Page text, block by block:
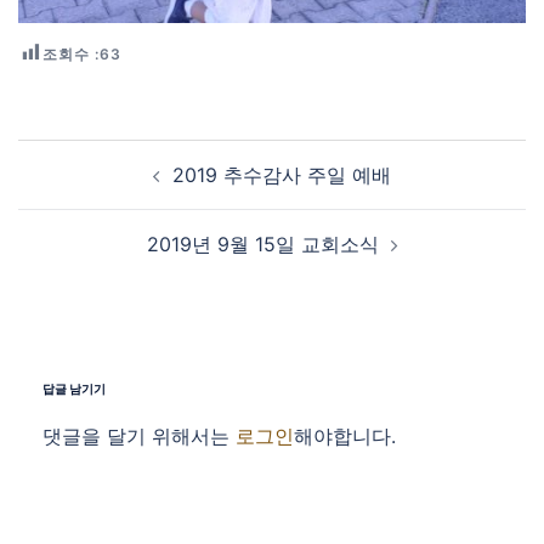
조회수 :63
Post navigation
2019 추수감사 주일 예배
2019년 9월 15일 교회소식
답글 남기기
댓글을 달기 위해서는 로그인해야합니다.